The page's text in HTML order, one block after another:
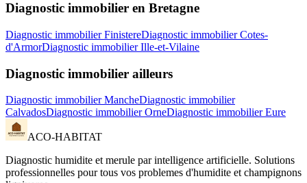
Diagnostic immobilier en Bretagne
Diagnostic immobilier FinistereDiagnostic immobilier Cotes-
d'ArmorDiagnostic immobilier Ille-et-Vilaine
Diagnostic immobilier ailleurs
Diagnostic immobilier MancheDiagnostic immobilier
CalvadosDiagnostic immobilier OrneDiagnostic immobilier Eure
ACO-HABITAT
Diagnostic humidite et merule par intelligence artificielle. Solutions
professionnelles pour tous vos problemes d'humidite et champignons